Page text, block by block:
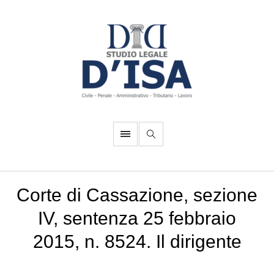
Corte di Cassazione, sezione
IV, sentenza 25 febbraio
2015, n. 8524. Il dirigente